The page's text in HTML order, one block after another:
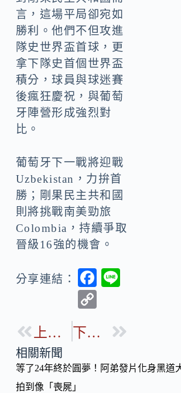
言，這場平局卻宛如
勝利。他們不但攻進
隊史世界盃首球，更
拿下隊史首個世界盃
積分，球員與球迷賽
後瘋狂慶祝，與葡萄
牙陣營形成強烈對
比。
葡萄牙下一戰將迎戰
Uzbekistan，力拚首
勝；剛果民主共和國
則將挑戰南美勁旅
Colombia，持續爭取
晉級16強的機會。
分享連結：
F
b
o
p
Li
上一篇 下一篇
相關新聞
等了24年終於圓夢！阿弟發片化身黑
拍到像「喪屍」